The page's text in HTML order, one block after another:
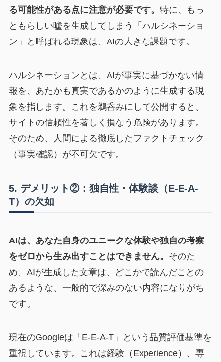
る可能性がある点に注意が必要です。 特に、もっ
ともらしい嘘を生成してしまう「ハルシネーショ
ン」と呼ばれる現象は、AIの大きな課題です。
ハルシネーションとは、AIが事実に基づかない情
報を、あたかも真実であるかのように生成する現
象を指します。これを鵜呑みにして公開すると、
サイトの信頼性を著しく損なう危険があります。
そのため、人間による徹底したファクトチェック
（事実確認）が不可欠です。
5. デメリット②：独自性・体験談（E-E-A-
T）の欠如
AIは、あなた自身のユニークな体験や独自の考察
をゼロから生み出すことはできません。 そのた
め、AIが生成した文章は、どこかで読んだことの
あるような、一般的で深みのない内容になりがち
です。
現在のGoogleは「E-E-A-T」という品質評価基準を
重視しています。これは経験（Experience）、専